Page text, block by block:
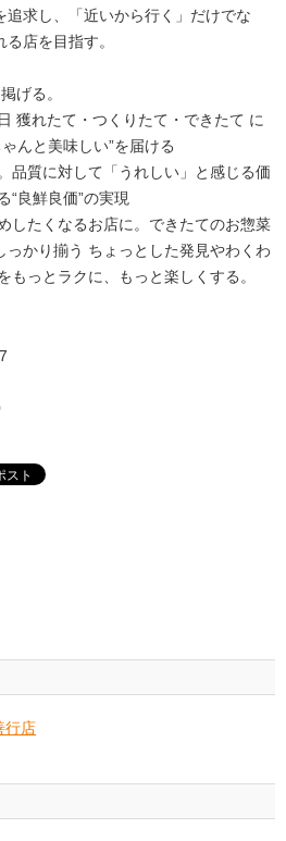
追求し、「近いから行く」だけでな
店を目指す。
げる。
獲れたて・つくりたて・できたて に
んと美味しい”を届ける
品質に対して「うれしい」と感じる価
“良鮮良価”の実現
したくなるお店に。できたてのお惣菜
かり揃う ちょっとした発見やわくわ
もっとラクに、もっと楽しくする。
行店